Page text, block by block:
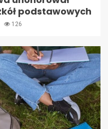
podstawowych
126